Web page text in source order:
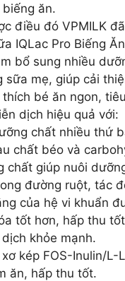
ăn.
điều đó VPMILK
IQLac Pro Biếng
bổ sung nhiều
sữa mẹ, giúp cải
bé ăn ngon,
dịch hiệu quả với:
chất nhiều thứ
chất béo và
chất giúp nuôi
đường ruột, tác
của hệ vi khuẩn
tốt hơn, hấp thu
khỏe mạnh.
kép FOS-Inulin/L-
ăn, hấp thu tốt.